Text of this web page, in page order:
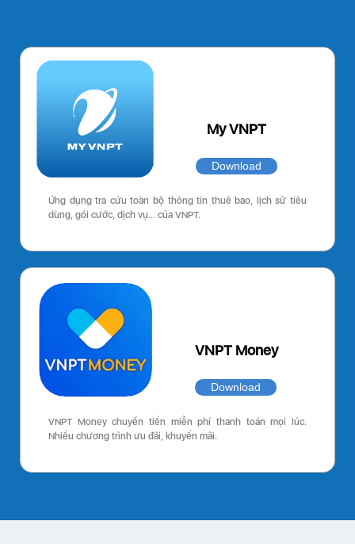
My VNPT
Download
Ứng dụng tra cứu toàn bộ thông tin thuê bao, lịch sử tiêu
dùng, gói cước, dịch vụ… của VNPT.
VNPT Money
Download
VNPT Money chuyển tiền miễn phí thanh toán mọi lúc.
Nhiều chương trình ưu đãi, khuyến mãi.